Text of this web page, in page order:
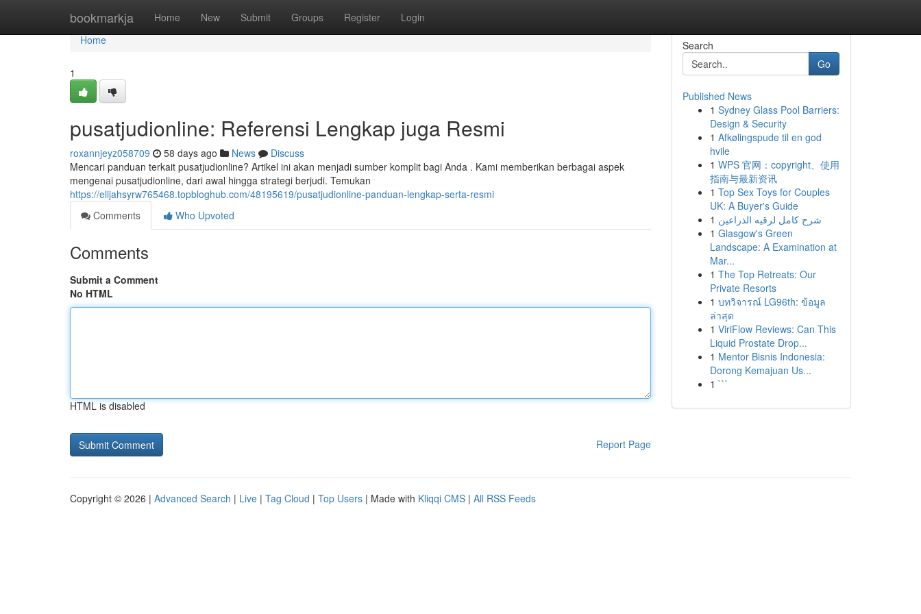
bookmarkja Home New Submit Groups Register Login
Home
Home
1
pusatjudionline: Referensi Lengkap juga Resmi
roxannjeyz058709 58 days ago News
Discuss
Mencari panduan terkait pusatjudionline? Artikel ini akan menjadi sumber komplit bagi Anda . Kami memberikan berbagai aspek
mengenai pusatjudionline, dari awal hingga strategi berjudi. Temukan
https://elijahsyrw765468.topbloghub.com/48195619/pusatjudionline-panduan-lengkap-serta-resmi
Comments
Who Upvoted
Comments
Submit a Comment
No HTML
HTML is disabled
Report Page
Search
Go
Published News
1 Sydney Glass Pool Barriers:
Design & Security
1 Afkølingspude til en god
hvile
1 WPS 官网：copyright、使用
指南与最新资讯
1 Top Sex Toys for Couples
UK: A Buyer's Guide
1 شرح كامل لرقيه الذراعين
1 Glasgow's Green
Landscape: A Examination at
Mar...
1 The Top Retreats: Our
Private Resorts
1 บทวิจารณ์ LG96th: ข้อมูล
ล่าสุด
1 ViriFlow Reviews: Can This
Liquid Prostate Drop...
1 Mentor Bisnis Indonesia:
Dorong Kemajuan Us...
1 ```
Copyright © 2026 | Advanced Search | Live | Tag Cloud | Top Users | Made with Kliqqi CMS | All RSS Feeds